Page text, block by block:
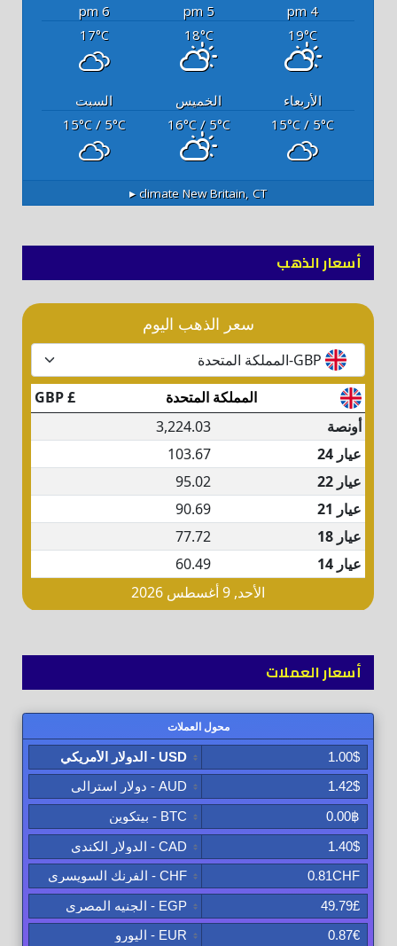
4 pm
5 pm
6 pm
19°C
18°C
17°C
الأربعاء الخميس
السبت
15°C / 5°C
16°C/ 5°C
15°C/ 5°C
New Britain, CT
أسعار الذهب
أسعار العملات